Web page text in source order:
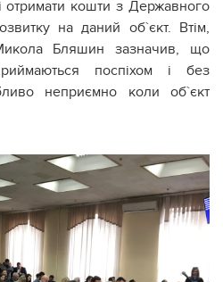
отримати кошти з Державного
на даний об`єкт. Втім,
Бляшин зазначив, що
поспіхом і без
неприємно коли об`єкт